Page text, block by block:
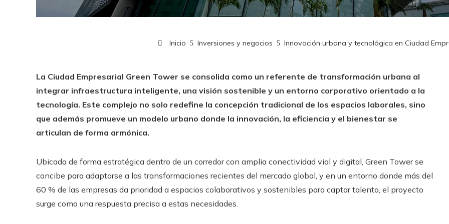
Inicio Inversiones y negocios Innovación urbana y tecnológica en Ciudad
La Ciudad Empresarial Green Tower se consolida como un referente de transformación urbana al
integrar infraestructura inteligente, una visión sostenible y un entorno corporativo orientado a la
tecnología. Este complejo no solo redefine la concepción tradicional de los espacios laborales, sino
que además promueve un modelo urbano donde la innovación, la eficiencia y el bienestar se
articulan de forma armónica.
Ubicada de forma estratégica dentro de un corredor con amplia conectividad vial y digital, Green Tower se
concibe para adaptarse a las transformaciones recientes del mercado global, y en un entorno donde más del
60 % de las empresas da prioridad a espacios colaborativos y sostenibles para captar talento, el proyecto
surge como una respuesta precisa a estas necesidades.